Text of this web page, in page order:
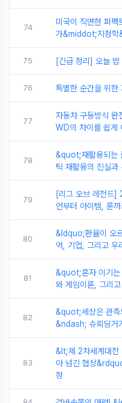
74
미국이 직면한 퍼
가&middot;지정학
75 [긴급 정리] 오늘
76 특별한 순간을 위
77
자동차 구동방식
WD의 차이를 쉽게
78
&quot;재활용되는
틱 재활용의 진실과
79
[리그 오브 레전드]
언부터 아이템, 룬
80
&ldquo;환율이 오
역, 기업, 그리고 우
81
&quot;혼자 이기
와 게임이론, 그리
82
&quot;세상은 관
&ndash; 슈뢰딩거
83
&lt;제 2차세계대
아 넘긴 협상
정